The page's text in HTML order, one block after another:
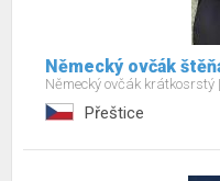
Německý ovčák
Německý ovčák krátkosrstý
Přeštice